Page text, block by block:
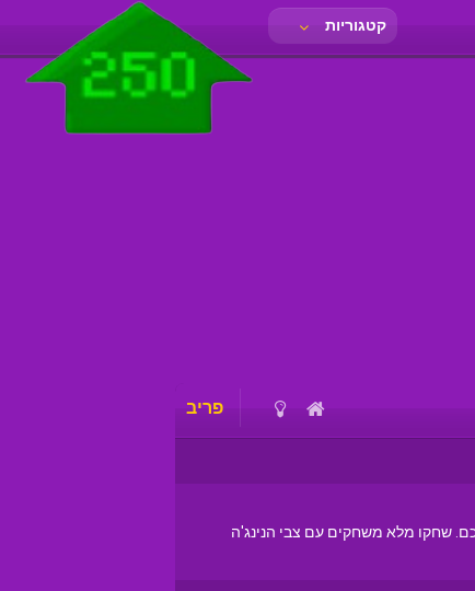
קטגוריות
פריב
שחקו מלא משחקים עם צבי הנינג'ה